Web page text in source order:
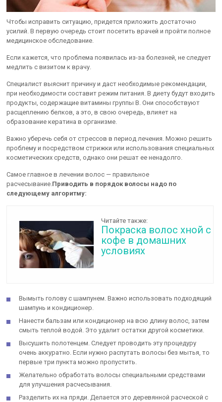
Чтобы исправить ситуацию, придется приложить достаточно
усилий. В первую очередь стоит посетить врачей и пройти полное
медицинское обследование.
Если кажется, что проблема появилась из-за болезней, не следует
медлить с визитом к врачу.
Специалист выяснит причину и даст необходимые рекомендации,
при необходимости составит режим питания. В диету будут входить
продукты, содержащие витамины группы В. Они способствуют
расщеплению белков, а это, в свою очередь, влияет на
образование кератина в организме.
Важно уберечь себя от стрессов в период лечения. Можно решить
проблему и посредством стрижки или использования специальных
косметических средств, однако они решат ее ненадолго.
Самое главное в лечении волос — правильное
расчесывание.Приводить в порядок волосы надо по
следующему алгоритму:
Читайте также:
Покраска волос хной с
кофе в домашних
условиях
Вымыть голову с шампунем. Важно использовать подходящий
шампунь и кондиционер.
Нанести бальзам или кондиционер на всю длину волос, затем
смыть теплой водой. Это удалит остатки другой косметики.
Высушить полотенцем. Следует проводить эту процедуру
очень аккуратно. Если нужно распутать волосы без мытья, то
первые три пункта можно пропустить.
Желательно обработать волосы специальными средствами
для улучшения расчесывания.
Разделить их на пряди. Делается это деревянной расческой с